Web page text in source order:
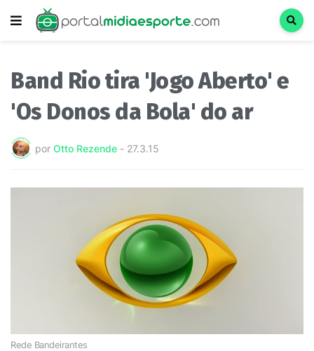
Band Rio tira 'Jogo Aberto' e
'Os Donos da Bola' do ar
por Otto Rezende - 27.3.15
Rede Bandeirantes